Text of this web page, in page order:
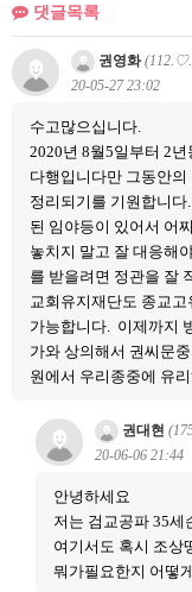
댓글목록
권영화
20-05-27 23:02
수고많으십니다.
2020년 8월5일부터 2
다행입니다만 그동안
정리되기를 기원합니
된 임야등이 있어서 어
놓치지 말고 잘 대응해
를 받을려면 정관을 잘
교회유지재단도 종교
가능합니다. 이제까지
가와 상의해서 권씨문
원에서 우리종중에 유
권대현
20-06-06 21:44
안녕하세요
저는 검교공파 35세
여기서도 혹시 조상
뭐가필요한지 어떻